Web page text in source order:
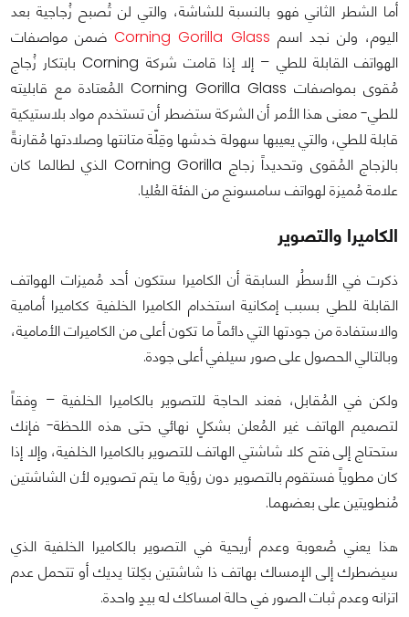
أما الشطر الثاني فهو بالنسبة للشاشة، والتي لن تُصبح زُجاجية بعد
اليوم، ولن نجد اسم Corning Gorilla Glassضمن مواصفات
الهواتف القابلة للطي – إلا إذا قامت شركة Corning بابتكار زُجاج
مُقوى بمواصفات Corning Gorilla Glass المُعتادة مع قابليته
للطي- معنى هذا الأمر أن الشركة ستضطر أن تستخدم مواد بلاستيكية
قابلة للطي، والتي يعيبها سهولة خدشها وقِلّة متانتها وصلادتها مُقارنةً
بالزجاج المُقوى وتحديداً زجاج Corning Gorilla الذي لطالما كان
علامة مُميزة لهواتف سامسونج من الفئة العُليا.
الكاميرا والتصوير
ذكرت في الأسطُر السابقة أن الكاميرا ستكون أحد مُميزات الهواتف
القابلة للطي بسبب إمكانية استخدام الكاميرا الخلفية ككاميرا أمامية
والاستفادة من جودتها التي دائماً ما تكون أعلى من الكاميرات الأمامية،
وبالتالي الحصول على صور سيلفي أعلى جودة.
ولكن في المُقابل، فعند الحاجة للتصوير بالكاميرا الخلفية – وِفقاً
لتصميم الهاتف غير المُعلن بشكلٍ نهائي حتى هذه اللحظة- فإنك
ستحتاج إلى فتح كلا شاشتي الهاتف للتصوير بالكاميرا الخلفية، وإلا إذا
كان مطوياً فستقوم بالتصوير دون رؤية ما يتم تصويره لأن الشاشتين
مُنطويتين على بعضهما.
هذا يعني صُعوبة وعدم أريحية في التصوير بالكاميرا الخلفية الذي
سيضطرك إلى الإمساك بهاتف ذا شاشتين بكِلتا يديك أو تتحمل عدم
اتزانه وعدم ثبات الصور في حالة امساكك له بيدٍ واحدة.